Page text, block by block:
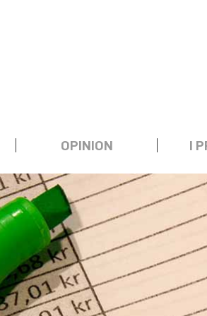
OPINION I